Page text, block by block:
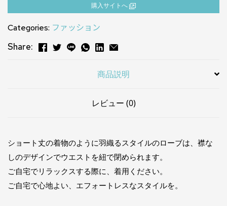
購⼊サイトへ
Categories: ファッション
Share:
商品説明
レビュー (0)
ショート丈の着物のように羽織るスタイルのローブは、襟な
しのデザインでウエストを紐で閉められます。
ご自宅でリラックスする際に、着用ください。
ご自宅で心地よい、エフォートレスなスタイルを。